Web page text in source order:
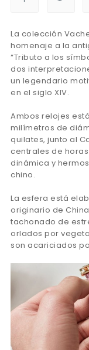
La colección
homenaje a la
“Tributo a los
dos
un legendario
en el siglo XIV.
Ambos relojes
milímetros de
quilates, junto al
centrales de
dinámica y
chino.
La esfera está
originario de
tachonado de
orlados por
son acariciados